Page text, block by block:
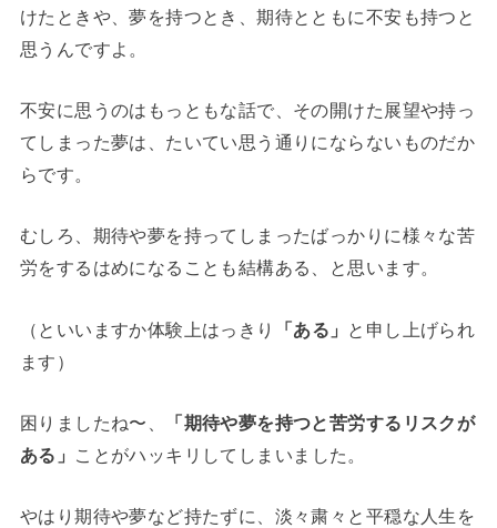
けたときや、夢を持つとき、期待とともに不安も持つと
思うんですよ。
不安に思うのはもっともな話で、その開けた展望や持っ
てしまった夢は、たいてい思う通りにならないものだか
らです。
むしろ、期待や夢を持ってしまったばっかりに様々な苦
労をするはめになることも結構ある、と思います。
（といいますか体験上はっきり 「ある」 と申し上げられ
ます）
困りましたね〜、
「期待や夢を持つと苦労するリスクが
ある」 ことがハッキリしてしまいました。
やはり期待や夢など持たずに、淡々粛々と平穏な人生を